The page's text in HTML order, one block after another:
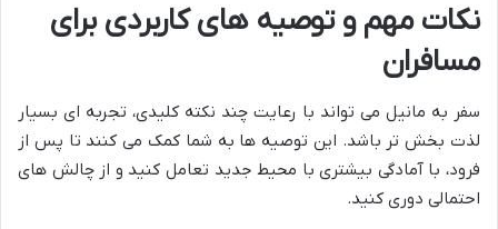
نکات مهم و توصیه های کاربردی برای
مسافران
سفر به مانیل می تواند با رعایت چند نکته کلیدی، تجربه ای بسیار
لذت بخش تر باشد. این توصیه ها به شما کمک می کنند تا پس از
فرود، با آمادگی بیشتری با محیط جدید تعامل کنید و از چالش های
احتمالی دوری کنید.